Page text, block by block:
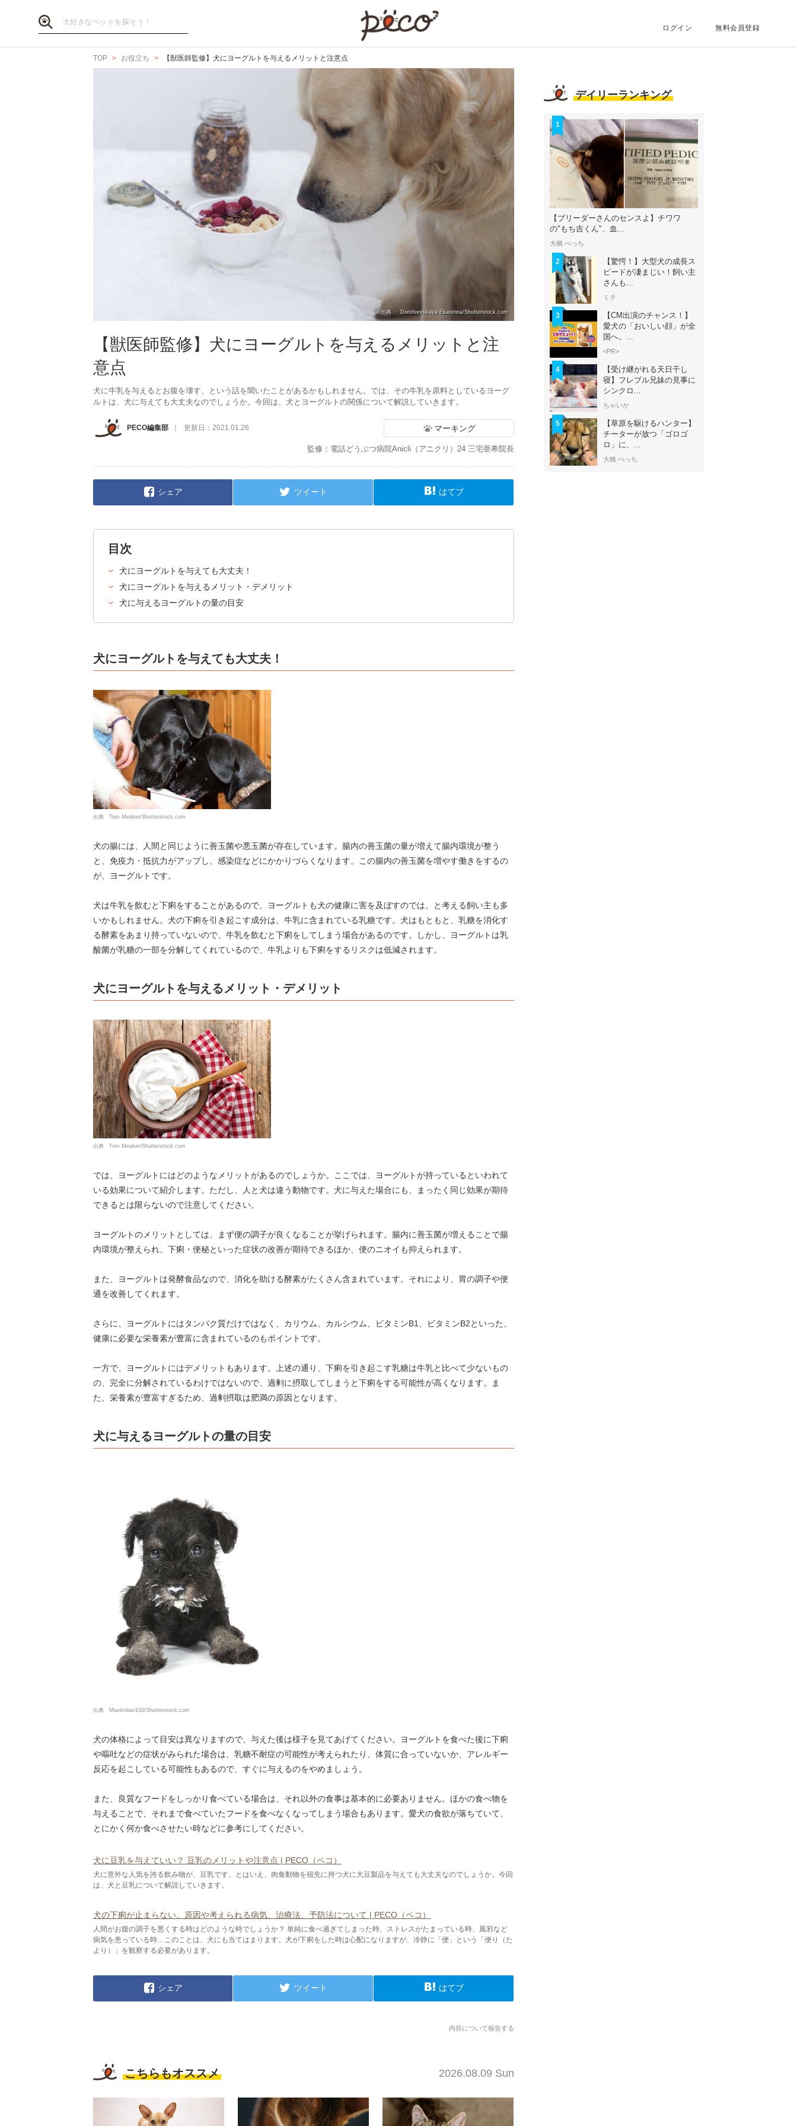
ログイン 無料会員登録
TOP お役立ち 【獣医師監修】犬にヨーグルトを与えるメリットと注意点
出典 ： Dorofeevskaya Ekaterina/Shutterstock.com
【獣医師監修】犬にヨーグルトを与えるメリットと注
意点
犬に牛乳を与えるとお腹を壊す、という話を聞いたことがあるかもしれません。では、その牛乳を原料としているヨーグ
ルトは、犬に与えても大丈夫なのでしょうか。今回は、犬とヨーグルトの関係について解説していきます。
PECO編集部 更新日： 2021.01.26 マーキング
監修：電話どうぶつ病院Anicli（アニクリ）24 三宅亜希院長
シェア ツイート はてブ
目次
犬にヨーグルトを与えても大丈夫！
犬にヨーグルトを与えるメリット・デメリット
犬に与えるヨーグルトの量の目安
犬にヨーグルトを与えても大丈夫！
出典 Tom Meaker/Shutterstock.com
犬の腸には、人間と同じように善玉菌や悪玉菌が存在しています。腸内の善玉菌の量が増えて腸内環境が整う
と、免疫力・抵抗力がアップし、感染症などにかかりづらくなります。この腸内の善玉菌を増やす働きをするの
が、ヨーグルトです。
犬は牛乳を飲むと下痢をすることがあるので、ヨーグルトも犬の健康に害を及ぼすのでは、と考える飼い主も多
いかもしれません。犬の下痢を引き起こす成分は、牛乳に含まれている乳糖です。犬はもともと、乳糖を消化す
る酵素をあまり持っていないので、牛乳を飲むと下痢をしてしまう場合があるのです。しかし、ヨーグルトは乳
酸菌が乳糖の一部を分解してくれているので、牛乳よりも下痢をするリスクは低減されます。
犬にヨーグルトを与えるメリット・デメリット
出典 Tom Meaker/Shutterstock.com
では、ヨーグルトにはどのようなメリットがあるのでしょうか。ここでは、ヨーグルトが持っているといわれて
いる効果について紹介します。ただし、人と犬は違う動物です。犬に与えた場合にも、まったく同じ効果が期待
できるとは限らないので注意してください。
ヨーグルトのメリットとしては、まず便の調子が良くなることが挙げられます。腸内に善玉菌が増えることで腸
内環境が整えられ、下痢・便秘といった症状の改善が期待できるほか、便のニオイも抑えられます。
また、ヨーグルトは発酵食品なので、消化を助ける酵素がたくさん含まれています。それにより、胃の調子や便
通を改善してくれます。
さらに、ヨーグルトにはタンパク質だけではなく、カリウム、カルシウム、ビタミンB1、ビタミンB2といった、
健康に必要な栄養素が豊富に含まれているのもポイントです。
一方で、ヨーグルトにはデメリットもあります。上述の通り、下痢を引き起こす乳糖は牛乳と比べて少ないもの
の、完全に分解されているわけではないので、過剰に摂取してしまうと下痢をする可能性が高くなります。ま
た、栄養素が豊富すぎるため、過剰摂取は肥満の原因となります。
犬に与えるヨーグルトの量の目安
出典 Maximilian100/Shutterstock.com
犬の体格によって目安は異なりますので、与えた後は様子を見てあげてください。ヨーグルトを食べた後に下痢
や嘔吐などの症状がみられた場合は、乳糖不耐症の可能性が考えられたり、体質に合っていないか、アレルギー
反応を起こしている可能性もあるので、すぐに与えるのをやめましょう。
また、良質なフードをしっかり食べている場合は、それ以外の食事は基本的に必要ありません。ほかの食べ物を
与えることで、それまで食べていたフードを食べなくなってしまう場合もあります。愛犬の食欲が落ちていて、
とにかく何か食べさせたい時などに参考にしてください。
犬に豆乳を与えていい？ 豆乳のメリットや注意点 | PECO（ペコ）
犬に意外な人気を誇る飲み物が、豆乳です。とはいえ、肉食動物を祖先に持つ犬に大豆製品を与えても大丈夫なのでしょうか。今回
は、犬と豆乳について解説していきます。
犬の下痢が止まらない。原因や考えられる病気、治療法、予防法について | PECO（ペコ）
人間がお腹の調子を悪くする時はどのような時でしょうか？ 単純に食べ過ぎてしまった時、ストレスがたまっている時、風邪など
病気を患っている時…このことは、犬にも当てはまります。犬が下痢をした時は心配になりますが、冷静に「便」という「便り（た
より）」を観察する必要があります。
シェア ツイート はてブ
内容について報告する
こちらもオススメ 2026.08.09 Sun
デイリーランキング
1
【ブリーダーさんのセンスよ】チワワ
の"もち吉くん"、血...
大橋 ぺっち
2
【驚愕！】大型犬の成長ス
ピードが凄まじい！飼い主
さんも...
ミチ
3
【CM出演のチャンス！】
愛犬の「おいしい顔」が全
国へ。...
<PR>
4
【受け継がれる天日干し
寝】フレブル兄妹の見事に
シンクロ...
ちゃいか
5
【草原を駆けるハンター】
チーターが放つ「ゴロゴ
ロ」に、...
大橋 ぺっち